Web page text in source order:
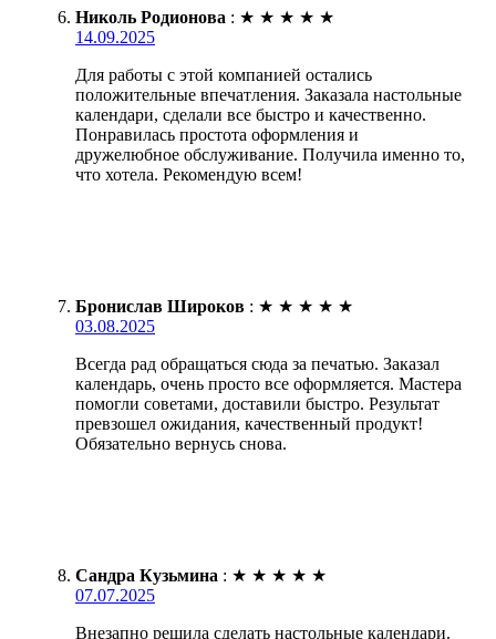
Николь Родионова : ★ ★ ★ ★ ★
14.09.2025
Для работы с этой компанией остались
положительные впечатления. Заказала настольные
календари, сделали все быстро и качественно.
Понравилась простота оформления и
дружелюбное обслуживание. Получила именно то,
что хотела. Рекомендую всем!
Бронислав Широков : ★ ★ ★ ★ ★
03.08.2025
Всегда рад обращаться сюда за печатью. Заказал
календарь, очень просто все оформляется. Мастера
помогли советами, доставили быстро. Результат
превзошел ожидания, качественный продукт!
Обязательно вернусь снова.
Сандра Кузьмина : ★ ★ ★ ★ ★
07.07.2025
Внезапно решила сделать настольные календари.